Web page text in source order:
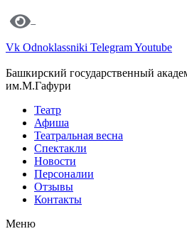
Vk Odnoklassniki TelegramYoutube
Башкирский государственный
им.М.Гафури
Театр
Афиша
Театральная весна
Спектакли
Новости
Персоналии
Отзывы
Контакты
Меню